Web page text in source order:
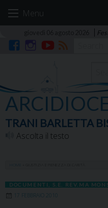
Menu
TRANI BARLETTA
Ascolta il testo
DOCUMENTI S.E. REV.MA
17 FEBBRAIO 2010